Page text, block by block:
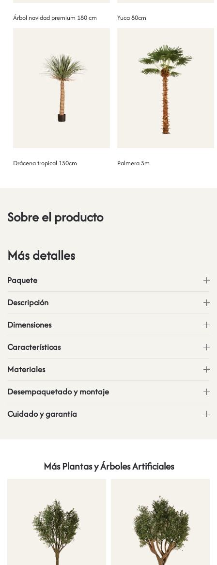
Árbol navidad premium 180 cm Yuca 80cm
Drácena tropical 150cm Palmera 5m
Sobre el producto
Más detalles
Paquete
Descripción
Dimensiones
Características
Materiales
Desempaquetado y montaje
Cuidado y garantía
Más Plantas y Árboles Artificiales